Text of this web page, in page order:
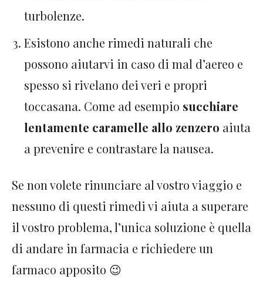
turbolenze.
Esistono anche rimedi naturali che
possono aiutarvi in caso di mal d’aereo e
spesso si rivelano dei veri e propri
toccasana. Come ad esempio succhiare
lentamente caramelle allo zenzero aiuta
a prevenire e contrastare la nausea.
Se non volete rinunciare al vostro viaggio e
nessuno di questi rimedi vi aiuta a superare
il vostro problema, l’unica soluzione è quella
di andare in farmacia e richiedere un
farmaco apposito 😉